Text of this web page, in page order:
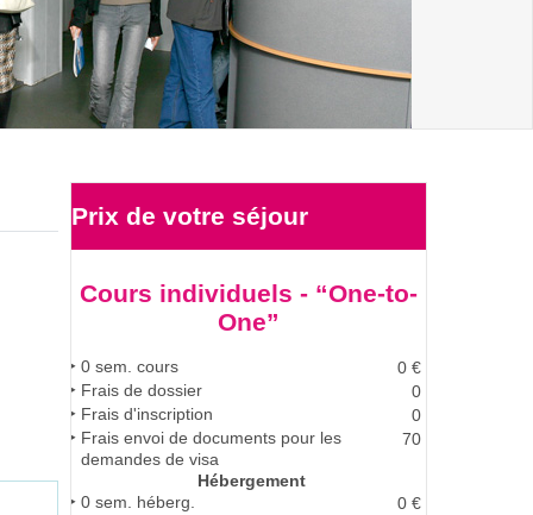
Prix de votre séjour
Cours individuels - “One-to-
One”
0sem. cours 0 €
Frais de dossier
0
Frais d'inscription
0
Frais envoi de documents pour les
demandes de visa
70
Hébergement
0sem. héberg. 0 €